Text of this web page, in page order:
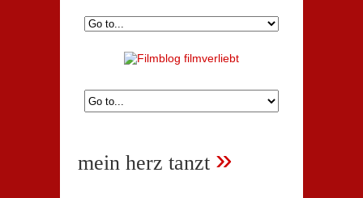
mein herz tanzt »